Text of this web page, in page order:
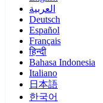
العربية
Deutsch
Español
Français
हिन्दी
Bahasa Indonesia
Italiano
日本語
한국어